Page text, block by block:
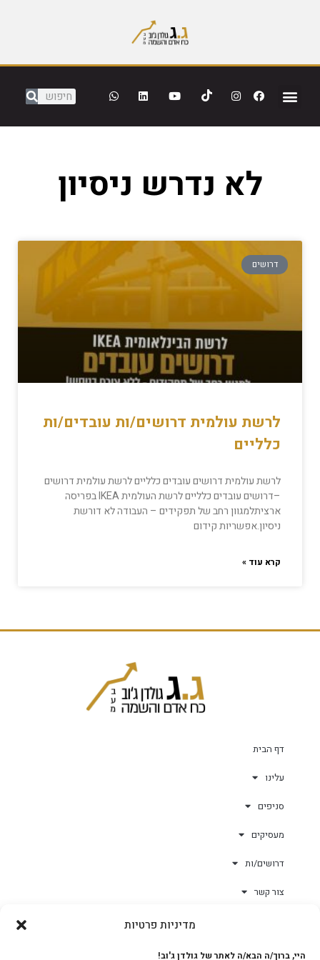
מדיניות פרטיות
היי, ברוך/ה הבא/ה לאתר של גולדן ג'וב!
לא נדרש ניסיון
דרושים
לרשת עולמית דרושים/ות עובדים/ות
כלליים
לרשת עולמית דרושים עובדים כלליים לרשת עולמית דרושים
–דרושים עובדים כלליים לרשת העולמית IKEA בפריסה
ארציתלמגוון רחב של תפקידים – העבודה לא דורשת
ניסיון.אפשריות קידום
קרא עוד »
דף הבית
עלינו
סניפים
מעסיקים
דרושים/ות
צור קשר